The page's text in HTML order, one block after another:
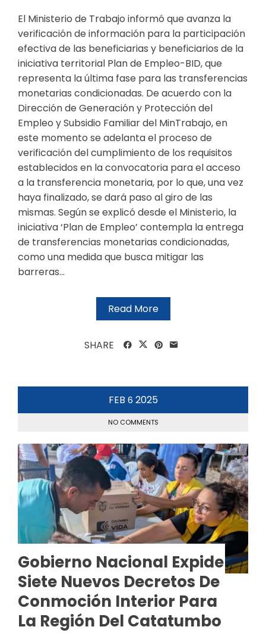
El Ministerio de Trabajo informó que avanza la
verificación de información para la participación
efectiva de las beneficiarias y beneficiarios de la
iniciativa territorial Plan de Empleo-BID, que
representa la última fase para las transferencias
monetarias condicionadas. De acuerdo con la
Dirección de Generación y Protección del
Empleo y Subsidio Familiar del MinTrabajo, en
este momento se adelanta el proceso de
verificación del cumplimiento de los requisitos
establecidos en la convocatoria para el acceso
a la transferencia monetaria, por lo que, una vez
haya finalizado, se dará paso al giro de las
mismas. Según se explicó desde el Ministerio, la
iniciativa ‘Plan de Empleo’ contempla la entrega
de transferencias monetarias condicionadas,
como una medida que busca mitigar las
barreras...
Read More
SHARE
FEB 6 2025
NO COMMENTS
Gobierno Nacional Expide
Siete Nuevos Decretos De
Conmoción Interior Para
La Región Del Catatumbo